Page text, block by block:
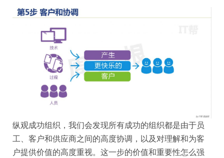
纵观成功组织，我们会发现所有成功的组织都是由于员
工、客户和供应商之间的高度协调，以及对理解和为客
户提供价值的高度重视。这一步的价值和重要性怎么强